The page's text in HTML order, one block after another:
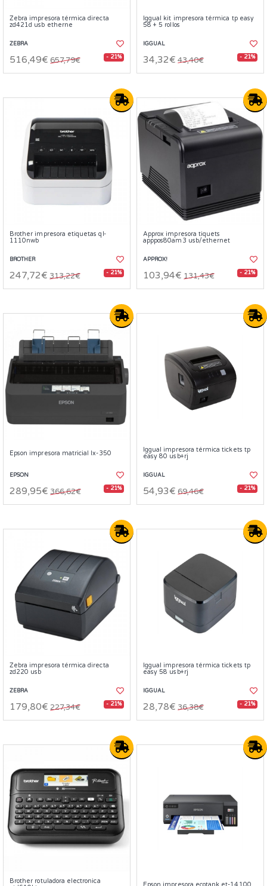
Zebra impresora térmica directa
zd421d usb etherne
ZEBRA
516,49€ 657,79€ - 21%
Iggual kit impresora térmica tp easy
58 + 5 rollos
IGGUAL
34,32€ 43,40€ - 21%
Brother impresora etiquetas ql-
1110nwb
BROTHER
247,72€ 313,22€ - 21%
Approx impresora tiquets
apppos80am3 usb/ethernet
APPROX!
103,94€ 131,43€ - 21%
Epson impresora matricial lx-350
EPSON
289,95€ 366,62€ - 21%
Iggual impresora térmica tickets tp
easy 80 usb+rj
IGGUAL
54,93€ 69,46€ - 21%
Zebra impresora térmica directa
zd220 usb
ZEBRA
179,80€ 227,34€ - 21%
Iggual impresora térmica tickets tp
easy 58 usb+rj
IGGUAL
28,78€ 36,38€ - 21%
Brother rotuladora electronica